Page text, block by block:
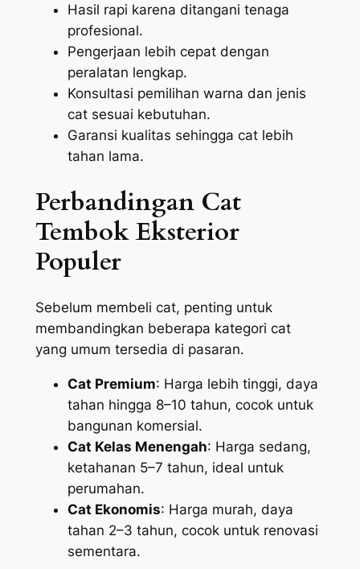
Hasil rapi karena ditangani tenaga
profesional.
Pengerjaan lebih cepat dengan
peralatan lengkap.
Konsultasi pemilihan warna dan jenis
cat sesuai kebutuhan.
Garansi kualitas sehingga cat lebih
tahan lama.
Perbandingan Cat
Tembok Eksterior
Populer
Sebelum membeli cat, penting untuk
membandingkan beberapa kategori cat
yang umum tersedia di pasaran.
Cat Premium: Harga lebih tinggi, daya
tahan hingga 8–10 tahun, cocok untuk
bangunan komersial.
Cat Kelas Menengah: Harga sedang,
ketahanan 5–7 tahun, ideal untuk
perumahan.
Cat Ekonomis: Harga murah, daya
tahan 2–3 tahun, cocok untuk renovasi
sementara.